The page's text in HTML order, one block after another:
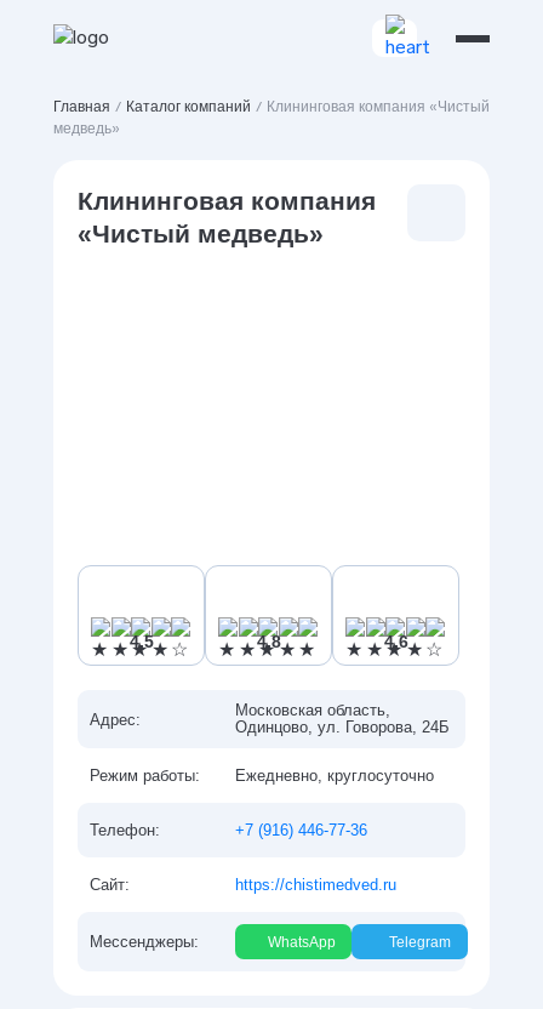
Главная / Каталог компаний / Клининговая компания «Чистый
медведь»
Клининговая компания
«Чистый медведь»
4,5 4,8 4,6
Адрес:
Московская область,
Одинцово, ул. Говорова, 24Б
Режим работы: Ежедневно, круглосуточно
Телефон: +7 (916) 446-77-36
Сайт: https://chistimedved.ru
Мессенджеры: WhatsApp Telegram